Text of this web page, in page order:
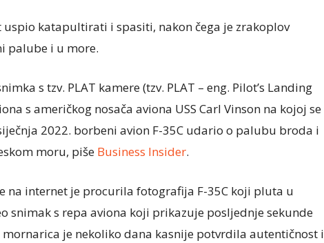
uspio katapultirati i spasiti, nakon čega je zrakoplov
palube i u more.
s tzv. PLAT kamere (tzv. PLAT – eng. Pilot’s Landing
s američkog nosača aviona USS Carl Vinson na kojoj se
2022. borbeni avion F-35C udario o palubu broda i
moru, piše Business Insider.
na internet je procurila fotografija F-35C koji pluta u
snimak s repa aviona koji prikazuje posljednje sekunde
je nekoliko dana kasnije potvrdila autentičnost i